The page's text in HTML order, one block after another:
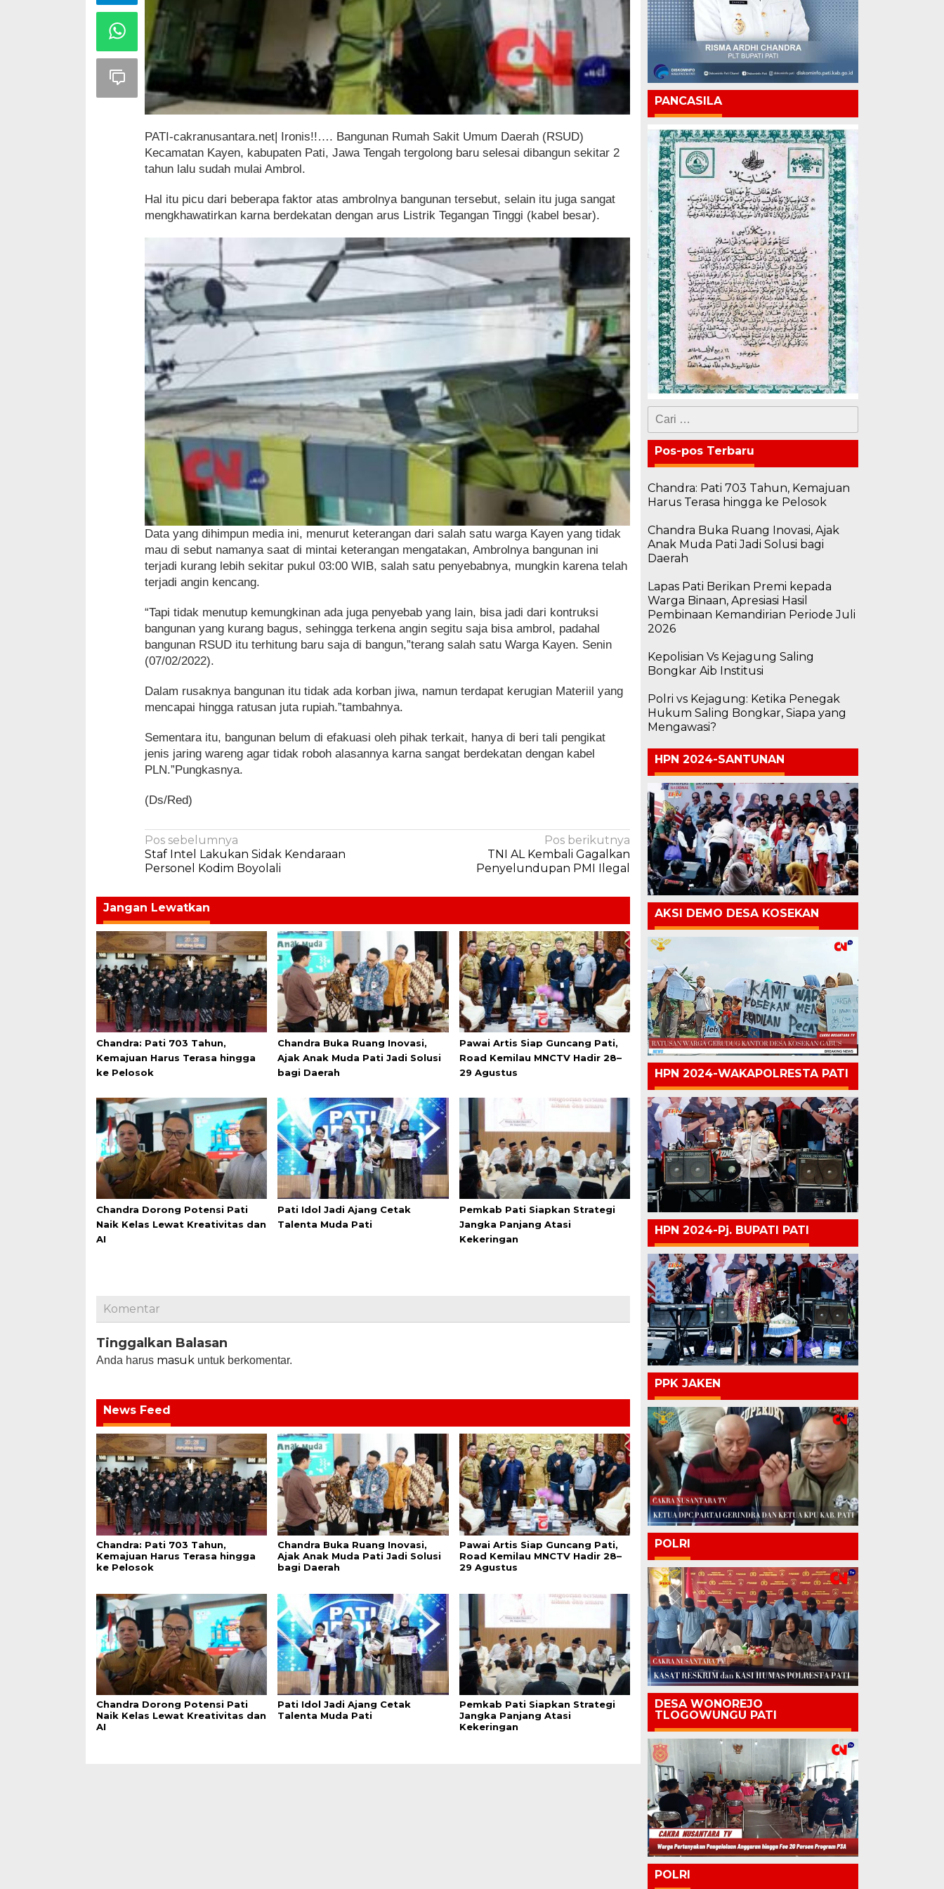
PATI-cakranusantara.net| Ironis!!…. Bangunan Rumah Sakit Umum Daerah (RSUD)
Kecamatan Kayen, kabupaten Pati, Jawa Tengah tergolong baru selesai dibangun sekitar 2
tahun lalu sudah mulai Ambrol.
Hal itu picu dari beberapa faktor atas ambrolnya bangunan tersebut, selain itu juga sangat
mengkhawatirkan karna berdekatan dengan arus Listrik Tegangan Tinggi (kabel besar).
Data yang dihimpun media ini, menurut keterangan dari salah satu warga Kayen yang tidak
mau di sebut namanya saat di mintai keterangan mengatakan, Ambrolnya bangunan ini
terjadi kurang lebih sekitar pukul 03:00 WIB, salah satu penyebabnya, mungkin karena telah
terjadi angin kencang.
“Tapi tidak menutup kemungkinan ada juga penyebab yang lain, bisa jadi dari kontruksi
bangunan yang kurang bagus, sehingga terkena angin segitu saja bisa ambrol, padahal
bangunan RSUD itu terhitung baru saja di bangun,”terang salah satu Warga Kayen. Senin
(07/02/2022).
Dalam rusaknya bangunan itu tidak ada korban jiwa, namun terdapat kerugian Materiil yang
mencapai hingga ratusan juta rupiah.”tambahnya.
Sementara itu, bangunan belum di efakuasi oleh pihak terkait, hanya di beri tali pengikat
jenis jaring wareng agar tidak roboh alasannya karna sangat berdekatan dengan kabel
PLN.”Pungkasnya.
(Ds/Red)
Navigasi
pos
Pos sebelumnya
Staf Intel Lakukan Sidak Kendaraan
Personel Kodim Boyolali
Pos berikutnya
TNI AL Kembali Gagalkan
Penyelundupan PMI Ilegal
Jangan Lewatkan
Chandra: Pati 703 Tahun,
Kemajuan Harus Terasa hingga
ke Pelosok
Chandra Buka Ruang Inovasi,
Ajak Anak Muda Pati Jadi Solusi
bagi Daerah
Pawai Artis Siap Guncang Pati,
Road Kemilau MNCTV Hadir 28–
29 Agustus
Chandra Dorong Potensi Pati
Naik Kelas Lewat Kreativitas dan
AI
Pati Idol Jadi Ajang Cetak
Talenta Muda Pati
Pemkab Pati Siapkan Strategi
Jangka Panjang Atasi
Kekeringan
Komentar
Tinggalkan Balasan
Anda harus masuk untuk berkomentar.
News Feed
Chandra: Pati 703 Tahun,
Kemajuan Harus Terasa hingga
ke Pelosok
Chandra Buka Ruang Inovasi,
Ajak Anak Muda Pati Jadi Solusi
bagi Daerah
Pawai Artis Siap Guncang Pati,
Road Kemilau MNCTV Hadir 28–
29 Agustus
Chandra Dorong Potensi Pati
Naik Kelas Lewat Kreativitas dan
AI
Pati Idol Jadi Ajang Cetak
Talenta Muda Pati
Pemkab Pati Siapkan Strategi
Jangka Panjang Atasi
Kekeringan
PANCASILA
Cari
untuk:
Pos-pos Terbaru
Chandra: Pati 703 Tahun, Kemajuan
Harus Terasa hingga ke Pelosok
Chandra Buka Ruang Inovasi, Ajak
Anak Muda Pati Jadi Solusi bagi
Daerah
Lapas Pati Berikan Premi kepada
Warga Binaan, Apresiasi Hasil
Pembinaan Kemandirian Periode Juli
2026
Kepolisian Vs Kejagung Saling
Bongkar Aib Institusi
Polri vs Kejagung: Ketika Penegak
Hukum Saling Bongkar, Siapa yang
Mengawasi?
HPN 2024-SANTUNAN
AKSI DEMO DESA KOSEKAN
HPN 2024-WAKAPOLRESTA PATI
HPN 2024-Pj. BUPATI PATI
PPK JAKEN
POLRI
DESA WONOREJO
TLOGOWUNGU PATI
POLRI